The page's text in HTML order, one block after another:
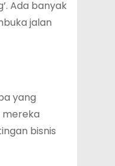
Ada banyak
jalan
yang
mereka
bisnis